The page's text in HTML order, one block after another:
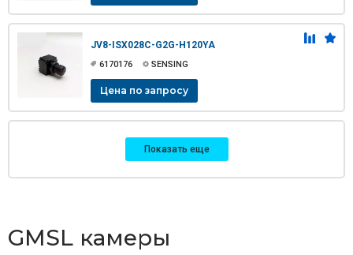
JV8-ISX028C-G2G-H120YA
6170176 SENSING
Цена по запросу
Показать еще
GMSL камеры